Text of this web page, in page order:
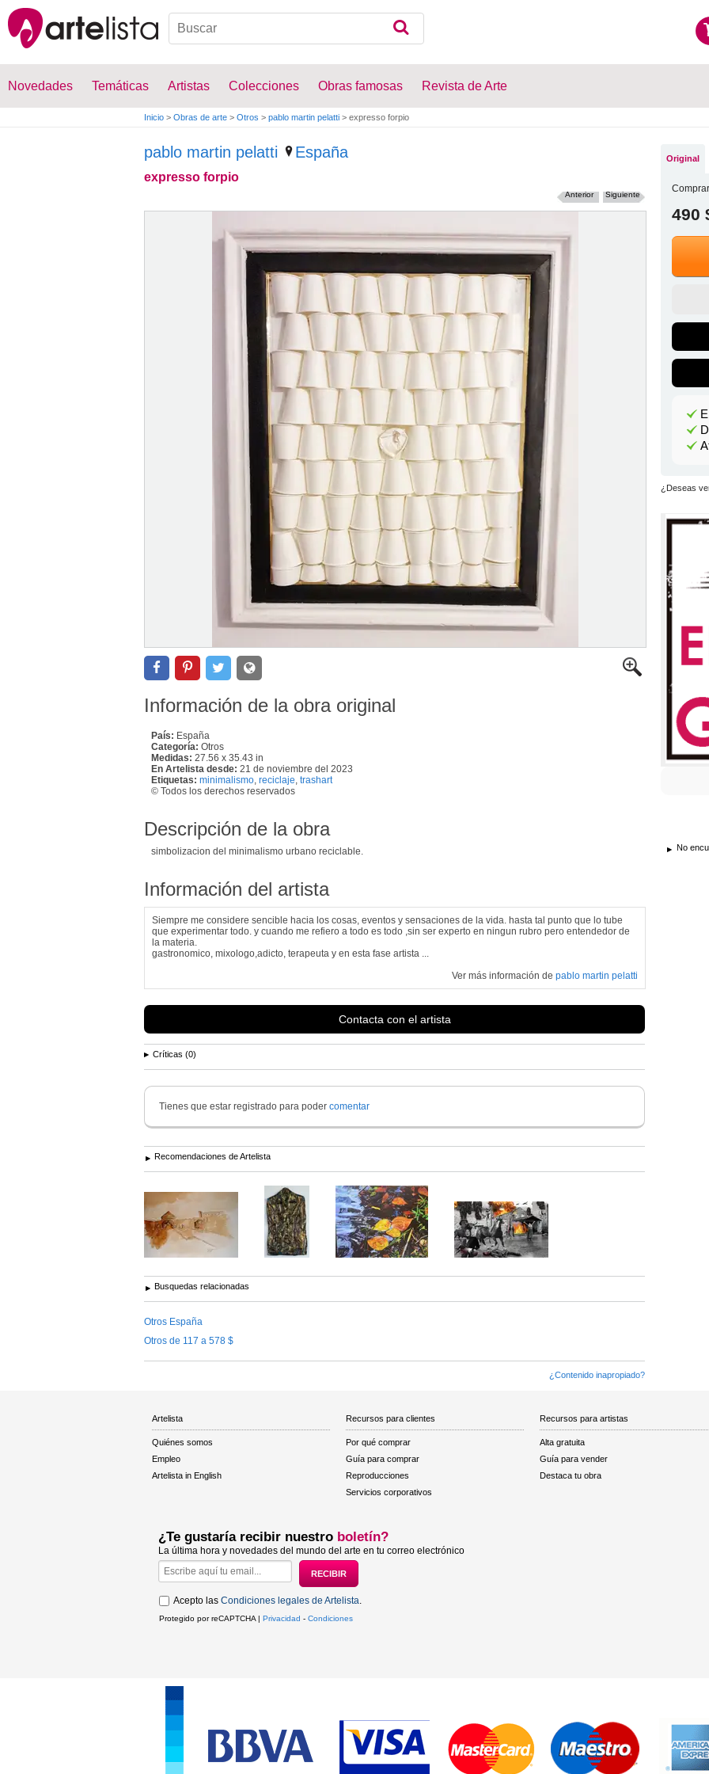
Novedades Temáticas Artistas Colecciones Obras famosas Revista de Arte
Inicio > Obras de arte > Otros > pablo martin pelatti > expresso forpio
pablo martin pelatti España
expresso forpio
Siguiente
Anterior
Información de la obra original
País: España
Categoría: Otros
Medidas: 27.56 x 35.43 in
En Artelista desde: 21 de noviembre del 2023
Etiquetas: minimalismo reciclaje trashart
© Todos los derechos reservados
Descripción de la obra
simbolizacion del minimalismo urbano reciclable.
Información del artista
Siempre me considere sencible hacia los cosas, eventos y sensaciones de la vida. hasta tal punto que lo tube
que experimentar todo. y cuando me refiero a todo es todo ,sin ser experto en ningun rubro pero entendedor de
la materia.
gastronomico, mixologo,adicto, terapeuta y en esta fase artista ...
Ver más información de pablo martin pelatti
Contacta con el artista
Críticas (0)
Tienes que estar registrado para poder comentar
Recomendaciones de Artelista
Busquedas relacionadas
Otros España
Otros de 117 a 578 $
¿Contenido inapropiado?
Original
490
¿Deseas
No
Artelista
Quiénes somos
Empleo
Artelista in English
Recursos para clientes
Por qué comprar
Guía para comprar
Reproducciones
Servicios corporativos
Recursos para artistas
Alta gratuita
Guía para vender
Destaca tu obra
¿Te gustaría recibir nuestro boletín?
La última hora y novedades del mundo del arte en tu correo electrónico
Acepto las Condiciones legales de Artelista
Protegido por reCAPTCHA | Privacidad - Condiciones